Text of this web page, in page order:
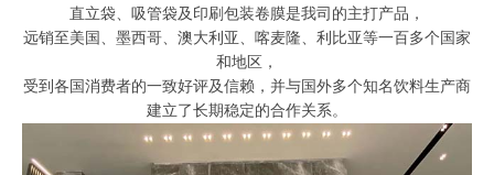
直立袋、吸管袋及印刷包装卷膜是我司的主打产品，
远销至美国、墨西哥、澳大利亚、喀麦隆、利比亚等一百多个国家
和地区，
受到各国消费者的一致好评及信赖，并与国外多个知名饮料生产商
建立了长期稳定的合作关系。